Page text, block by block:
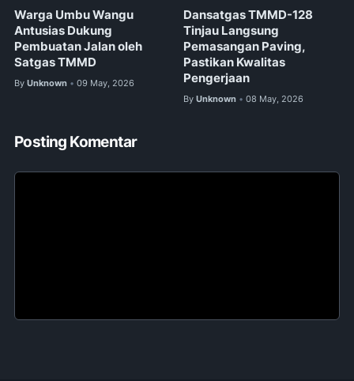
Warga Umbu Wangu
Antusias Dukung
Pembuatan Jalan oleh
Satgas TMMD
By Unknown • 09 May, 2026
Dansatgas TMMD-128
Tinjau Langsung
Pemasangan Paving,
Pastikan Kwalitas
Pengerjaan
By Unknown • 08 May, 2026
Posting Komentar